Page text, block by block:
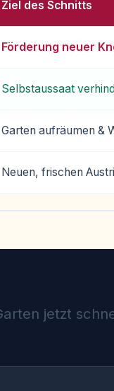
Ziel des Schnitts
Förderung neuer
Selbstaussaat
Garten aufräumen &
Neuen, frischen
jetzt